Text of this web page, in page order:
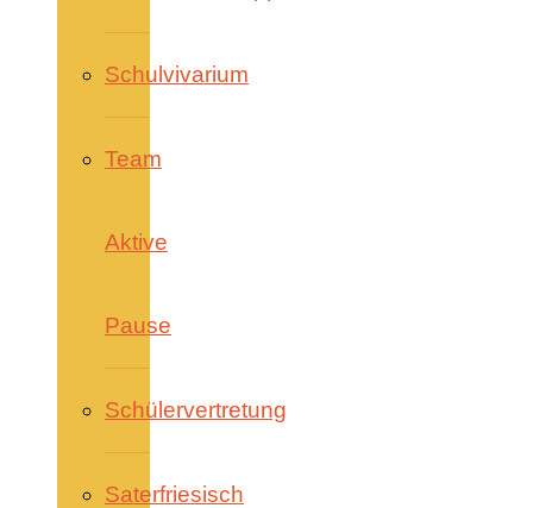
Schulvivarium
Team
Aktive
Pause
Schülervertretung
Saterfriesisch